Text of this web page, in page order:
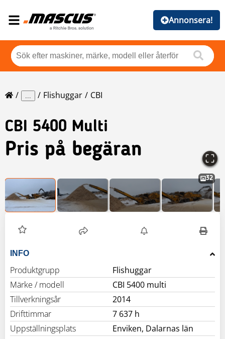
Annonsera!
... Flishuggar CBI
CBI 5400 Multi
Pris på begäran
32
INFO
Produktgrupp
Flishuggar
Märke / modell
CBI 5400 multi
Tillverkningsår
2014
Drifttimmar
7 637 h
Uppställningsplats
Enviken, Dalarnas län